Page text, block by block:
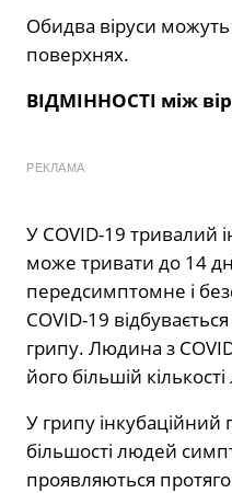
Обидва віруси
поверхнях.
ВІДМІННОСТІ між
РЕКЛАМА
У COVID-19 тривалий
може тривати до 14
передсимптомне і
COVID-19
грипу. Людина з
його більшій
У грипу інкубаційний
більшості людей
проявляються